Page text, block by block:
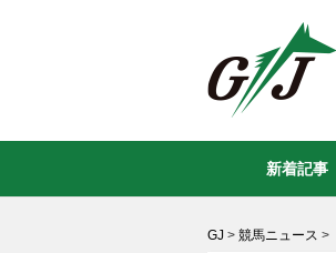
GJ > 競馬ニュース >
新着記事